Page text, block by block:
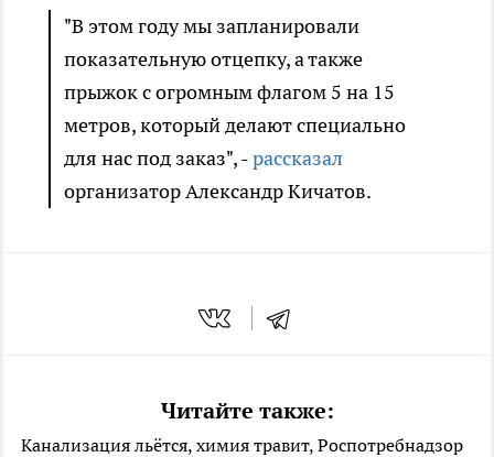
"В этом году мы запланировали
показательную отцепку, а также
прыжок с огромным флагом 5 на 15
метров, который делают специально
для нас под заказ", -рассказал
организатор Александр Кичатов.
Читайте также:
Канализация льётся, химия травит, Роспотребнадзор